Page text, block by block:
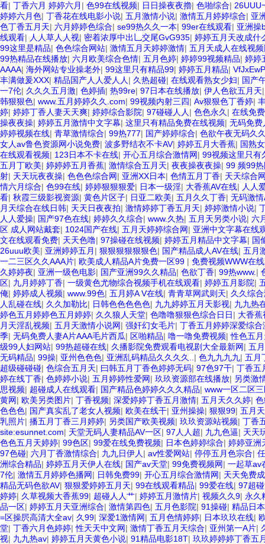
看| 丁香六月 婷婷六月 | 色99在线视频| 日日操夜夜擼| 色啪综合| 26UUU
婷婷六月色| 丁香花在线电影小说| 五月激情小说| 激情五月婷婷综合| 亚
色丁香五月天| 六月婷婷色综合| se99热久久一本| 99er在线观看| 亚洲操
线观看| 人人草人人视| 密着浓厚中出乚交尾GvG935| 婷婷五月天改成什
99这里是精品| 色色综合网站| 激情五月天婷婷激情| 五月天成人在线视
99热精品在线播放| 六月欧美综合色情| 五月色婷| 婷婷99视频精品| 婷婷
AAAA| 海外网站专业操老外| 99这里只有精品99| 婷婷五月精品|
丰满做爰XXX| 精品国产人人爱人人 | 久热超碰| 在线观看熟女少妇| 国产
一7伦| 久久久五月激| 色婷插| 热99re| 97日本在线播放| 伊人色欲五月天
韩狠狠色| www.五月婷婷久久.com| 99视频内射三四| Av狠狠色丁香婷|
婷| 婷婷丁香人妻天天爽| 婷婷综合影院| 97碰碰人人 | 色色永久 | 在线免
操夜夜操| 婷婷五月激情中文字幕| 这里只有精品免费在线视频| 无码免费
婷婷视频在线| 青草激情综合| 99热777| 国产婷婷综合| 色欲午夜无码久
女人av鲁色资源网小说免费| 波多野结衣不卡AV| 婷婷五月大香蕉| 国熟
在线观看视频| 123日本不卡在线| 开心五月综合激情网| 99视频这里只有
五月丁欧美| 婷婷婷五月香蕉| 激情综合五月天| 夜夜操夜夜操| 99 频99
射| 天天玩夜夜操| 色色色综合网| 亚洲XX日本| 色情五月丁香| 天天综合
情六月综合| 色99在线| 婷婷狠狠狠爱| 日本一级淫| 大香蕉AV在线| 人人
看| 秋霞三级影视资源| 黄色片区子| 日亚二欧美| 五月久久丁香| 无码激
月天综合在线日韩| 天天日夜夜拍| 激情婷婷丁香五月天| 婷婷激情小说|
人人爱操| 国产97色在线| 婷婷久久综合| www.久热| 五月天另类小说| 六
区 成人网站戴套| 1024国产在线| 五月天婷婷综合网| 亚洲中文字幕在线
文在线观看免费| 天天色噜| 97操碰在线视频| 婷婷五月精品中文字幕| 国
26uuu欧美| 亚洲婷婷五月 | 狠狠狠狠狠狠色| 国产精品成人AV在线| 五月
一二三区久久AAA片| 欧美成人精品A片免费一区99 | 免费视频WWW在
久婷婷夜| 亚洲一级色电影| 国产亚洲99久久精品| 色欲丁香| 99热www. |
区| 九月婷婷丁香| 一级黄色尤物综合视频手机在线观看| 婷婷五月影院|
俺| 婷婷成人视频| www.99色| 五月婷A V在线| 青青草网武则天| 久久综
人乱碰在线| 久久加勒比| 日韩色色色色色| 九九婷婷五月天影视| 九九热
婷色五月婷婷色五月婷婷| 久久狼人天堂| 色噜噜狠狠色综合日日| 大香蕉
月天淫乱视频| 五月天激情小说网| 强奸幻女毛片| 丁香五月婷婷深爱综合
季| 无码免费人妻A片AAA毛片西瓜| 区啪精品| 噜一噜免费视频|性色五
级99人妇网站| 99热超碰在线| 久播影院免费观看电视剧大全最新网| 五
无码精品| 99操| 亚州色色色| 亚洲乱码精品久久久久.. | 色九九九九| 五月
超级碰碰碰| 色综合五月天| 曰韩五月丁香色婷婷无码| 97色97干| 丁香五
婷在线丁香| 色婷婷小说| 五月婷婷性爱网| 玖玖资源部在线播放| 另类激
思视频| 超碰成人在线观看| 国产精品色婷婷久久久精品| www一区二区
黄网| 欧美另类图片| 丁香视频| 深爱婷婷丁香五月激情| 五月天久久婷|
色色色| 国产真实乱了老女人视频| 欧美在线干| 亚州操操| 狠狠99| 五月
乳照片| 播五月丁香三月婷婷| 另类国产欧美视频| 玖玖资源站视频| 丁香
site:esunnet.com| 天堂无码人妻精品AV一区| 97人人超| 九九色逼| 天天
色色五月天婷婷| 99色区| 99爱在线免费视频| 日本色婷婷综合| 婷婷亚洲
97色碰| 六月丁香激情综合| 九九日伊人 | av性爱网站| 停停五月色宗合|
洲综合精品| 婷婷五月天伊人在线| 国产av天堂| 99免费视频网| 一起草av
7伦| 激情五月婷婷色播网| 日韩免费99| 开心五月综合激情网| 天天免费
精品无码色欲AV| 狠狠爱婷婷五月天| 99在线观看精品| 99爱在线| 97超
婷婷| 久草视频大香蕉99| 超碰人人艹| 婷婷五月激情片| 视频久久9| 永久
品一区| 婷婷五月天亚洲综合| 激情第四色| 五月色影院| 91操碰| 精品日
=区操屄高清大全av| 久99| 深爱1激情网| 五月色情婷婷| 日本玖玖在线|
堂| 丁香六月色婷婷|性天天中文网| 激情丁香五月天综合| 亚州第一A片|
视| 九九热av| 婷婷五月天黄色小说| 91精品电影18T| 玖玖婷婷婷丁香五